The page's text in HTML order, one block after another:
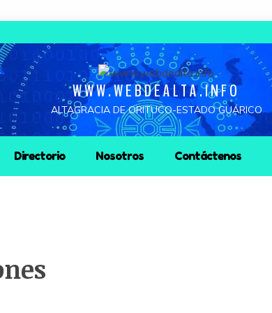
WWW.WEBDEALTA.INFO
ALTAGRACIA DE ORITUCO-ESTADO GUÁRICO
Directorio Nosotros Contáctenos